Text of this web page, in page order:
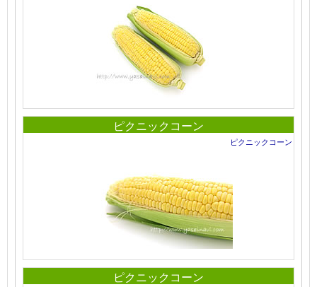
ピクニックコーン
ピクニックコーン
ピクニックコーン